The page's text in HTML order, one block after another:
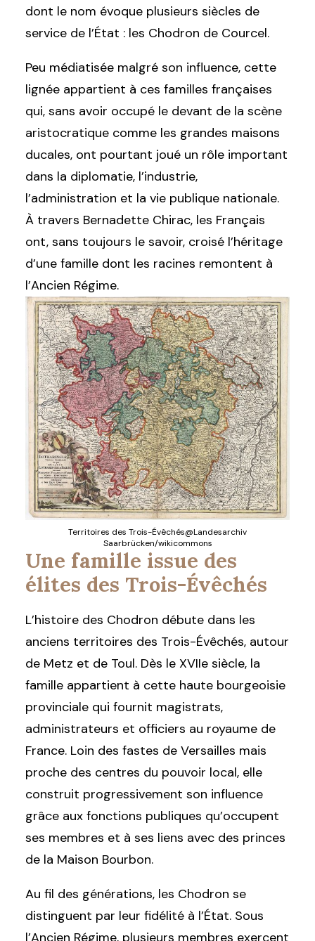
dont le nom évoque plusieurs siècles de
service de l’État : les Chodron de Courcel.
Peu médiatisée malgré son influence, cette
lignée appartient à ces familles françaises
qui, sans avoir occupé le devant de la scène
aristocratique comme les grandes maisons
ducales, ont pourtant joué un rôle important
dans la diplomatie, l’industrie,
l’administration et la vie publique nationale.
À travers Bernadette Chirac, les Français
ont, sans toujours le savoir, croisé l’héritage
d’une famille dont les racines remontent à
l’Ancien Régime.
Territoires des Trois-Évêchés@Landesarchiv
Saarbrücken/wikicommons
Une famille issue des
élites des Trois-Évêchés
L’histoire des Chodron débute dans les
anciens territoires des Trois-Évêchés, autour
de Metz et de Toul. Dès le XVIIe siècle, la
famille appartient à cette haute bourgeoisie
provinciale qui fournit magistrats,
administrateurs et officiers au royaume de
France. Loin des fastes de Versailles mais
proche des centres du pouvoir local, elle
construit progressivement son influence
grâce aux fonctions publiques qu’occupent
ses membres et à ses liens avec des princes
de la Maison Bourbon.
Au fil des générations, les Chodron se
distinguent par leur fidélité à l’État. Sous
l’Ancien Régime, plusieurs membres exercent